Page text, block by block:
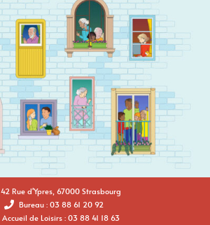
42 Rue d'Ypres, 67000 Strasbourg
Bureau : 03 88 61 20 92
Accueil de Loisirs : 03 88 41 18 63